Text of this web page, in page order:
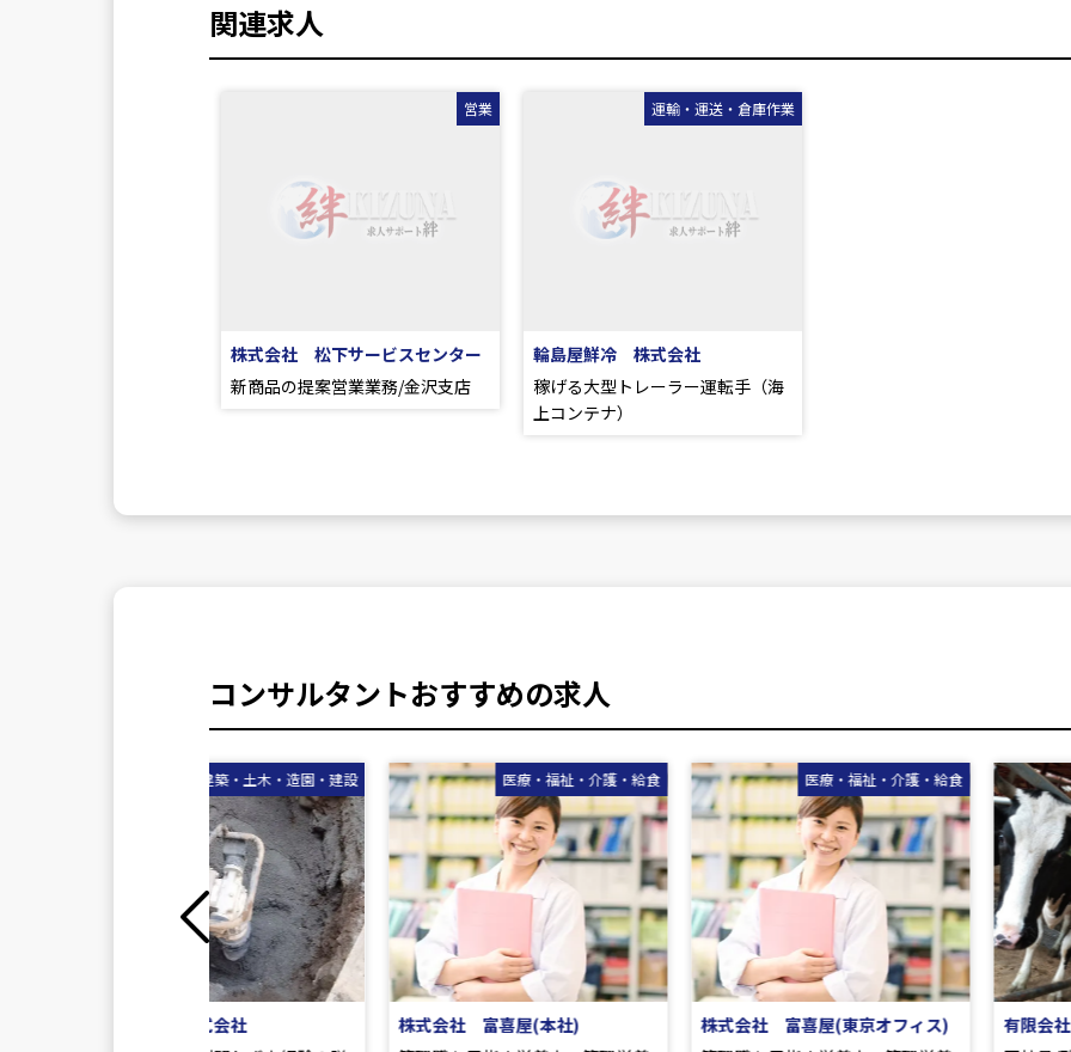
関連求人
営業
株式会社 松下サービスセンター
新商品の提案営業業務/金沢支店
運輸・運送・倉庫作業
輪島屋鮮冷 株式会社
稼げる大型トレーラー運転手（海
上コンテナ）
コンサルタントおすすめの求人
Previous
医療・福祉・介護・給食
株式会社 富喜屋(本社)
医療・福祉・介護・給食
株式会社 富喜屋(東京オフィス)
農林畜水産
有限会社 北藤ファーム